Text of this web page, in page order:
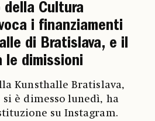
Cultura
i finanziamenti
di Bratislava, e il
le dimissioni
Kunsthalle Bratislava,
si è dimesso lunedì, ha
su Instagram.